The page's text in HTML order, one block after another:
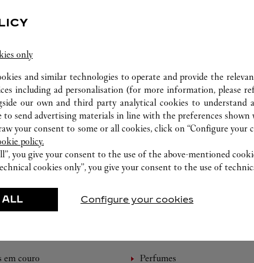
Os especialistas da Cartier encontram-se a sua
disposição nesta boutique para fazer uma avaliação
das suas peças e, quando possível, oferecer um
atendimento imediato.
em couro Perfumes
only
and similar technologies to operate and provide the
including ad personalisation (for more information, please
our own and third party analytical cookies to understand
to send advertising materials in line with the preferences shown
your consent to some or all cookies, click on “Configure your
policy.
you give your consent to the use of the above-mentioned
cookies only”, you give your consent to the use of
ALL Configure your cookies